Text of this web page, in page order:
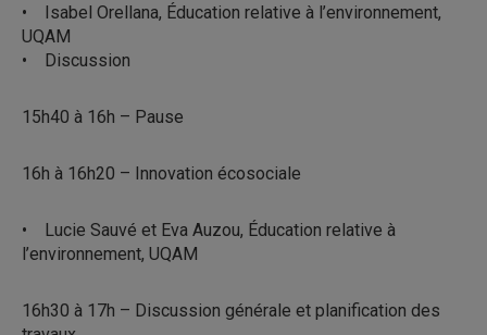
• Isabel Orellana, Éducation relative à l’environnement,
UQAM
• Discussion
15h40 à 16h – Pause
16h à 16h20 – Innovation écosociale
• Lucie Sauvé et Eva Auzou, Éducation relative à
l’environnement, UQAM
16h30 à 17h – Discussion générale et planification des